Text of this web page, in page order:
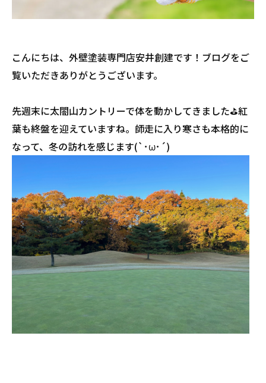
こんにちは、外壁塗装専門店安井創建です！ブログをご
覧いただきありがとうございます。
先週末に太閤山カントリーで体を動かしてきました⛳紅
葉も終盤を迎えていますね。師走に入り寒さも本格的に
なって、冬の訪れを感じます(`･ω･´)